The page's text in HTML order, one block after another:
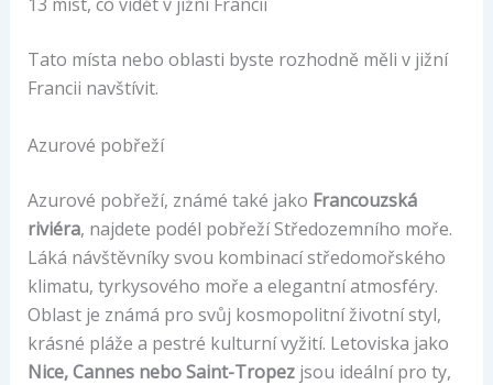
Tato místa nebo oblasti byste rozhodně měli v jižní
Francii navštívit.
Azurové pobřeží
Azurové pobřeží, známé také jako Francouzská
riviéra, najdete podél pobřeží Středozemního moře.
Láká návštěvníky svou kombinací středomořského
klimatu, tyrkysového moře a elegantní atmosféry.
Oblast je známá pro svůj kosmopolitní životní styl,
krásné pláže a pestré kulturní vyžití. Letoviska jako
Nice, Cannes nebo Saint-Tropez jsou ideální pro ty,